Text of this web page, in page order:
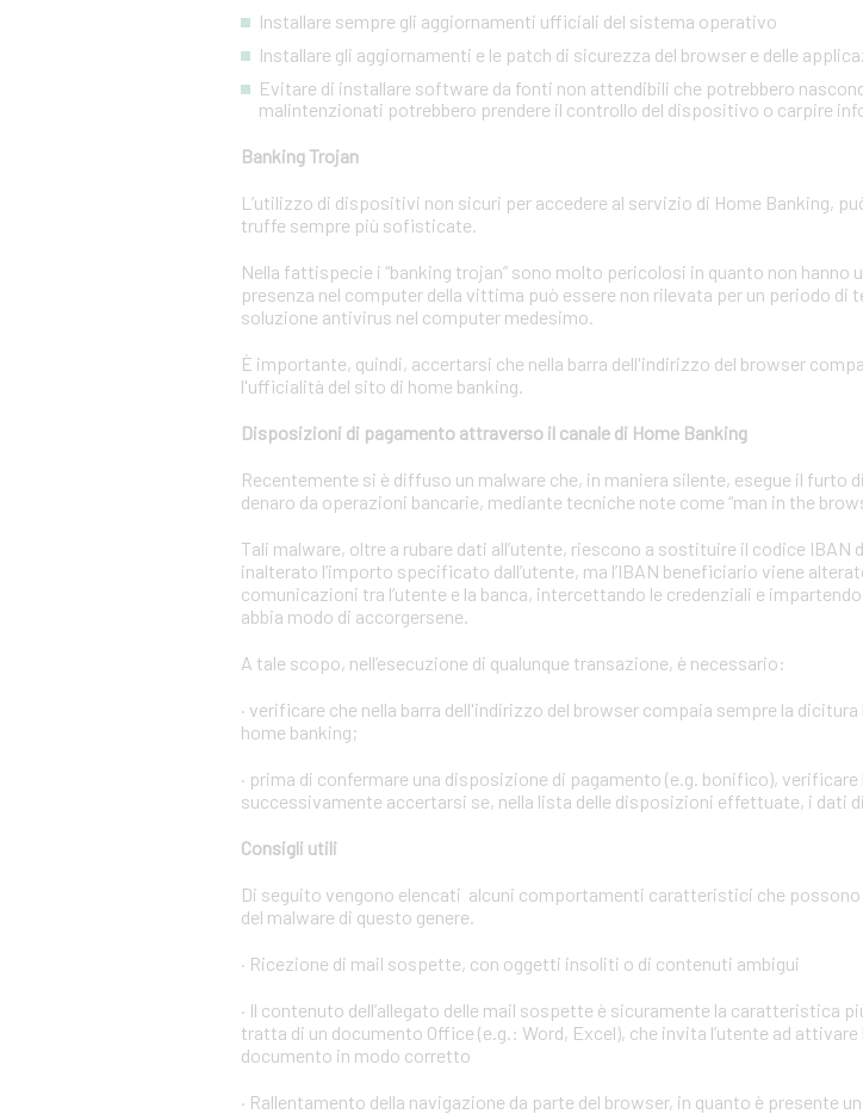
Installare sempre gli aggiornamenti ufficiali del sistema operativo
Installare gli aggiornamenti e le patch di sicurezza del browser e delle
Evitare di installare software da fonti non attendibili che potrebbero
malintenzionati potrebbero prendere il controllo del dispositivo o carpire
Banking Trojan
L’utilizzo di dispositivi non sicuri per accedere al servizio di Home Banking,
truffe sempre più sofisticate.
Nella fattispecie i “banking trojan” sono molto pericolosi in quanto non
presenza nel computer della vittima può essere non rilevata per un periodo di
soluzione antivirus nel computer medesimo.
È importante, quindi, accertarsi che nella barra dell'indirizzo del browser
l'ufficialità del sito di home banking.
Disposizioni di pagamento attraverso il canale di Home Banking
Recentemente si è diffuso un malware che, in maniera silente, esegue il furto
denaro da operazioni bancarie, mediante tecniche note come “man in the
Tali malware, oltre a rubare dati all’utente, riescono a sostituire il codice
inalterato l’importo specificato dall’utente, ma l’IBAN beneficiario viene
comunicazioni tra l’utente e la banca, intercettando le credenziali e
abbia modo di accorgersene.
A tale scopo, nell’esecuzione di qualunque transazione, è necessario:
· verificare che nella barra dell'indirizzo del browser compaia sempre la
home banking;
· prima di confermare una disposizione di pagamento (e.g. bonifico),
successivamente accertarsi se, nella lista delle disposizioni effettuate, i dati
Consigli utili
Di seguito vengono elencati alcuni comportamenti caratteristici che possono
del malware di questo genere.
· Ricezione di mail sospette, con oggetti insoliti o di contenuti ambigui
· Il contenuto dell’allegato delle mail sospette è sicuramente la caratteristica
tratta di un documento Office (e.g.: Word, Excel), che invita l’utente ad
documento in modo corretto
· Rallentamento della navigazione da parte del browser, in quanto è presente